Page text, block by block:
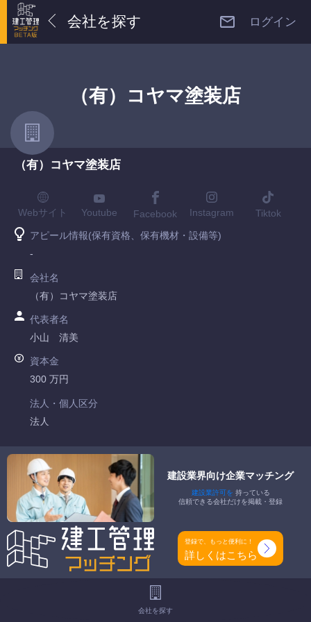
会社を探す ログイン
（有）コヤマ塗装店
（有）コヤマ塗装店
Webサイト Youtube Facebook Instagram Tiktok
アピール情報(保有資格、保有機材・設備等)
-
会社名
（有）コヤマ塗装店
代表者名
小山 清美
資本金
300 万円
法人・個人区分
法人
許可番号
栃木県知事許可 第001156号
特定建設業
-
一般建設業
塗装工事業 防水工事業
建設業界向け企業マッチング
建設業許可を 持っている
信頼できる会社だけを掲載・登録
登録で、もっと便利に！
詳しくはこちら
会社を探す